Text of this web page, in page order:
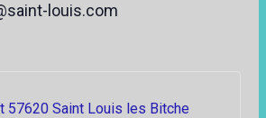
louis.com
57620 Saint Louis les Bitche